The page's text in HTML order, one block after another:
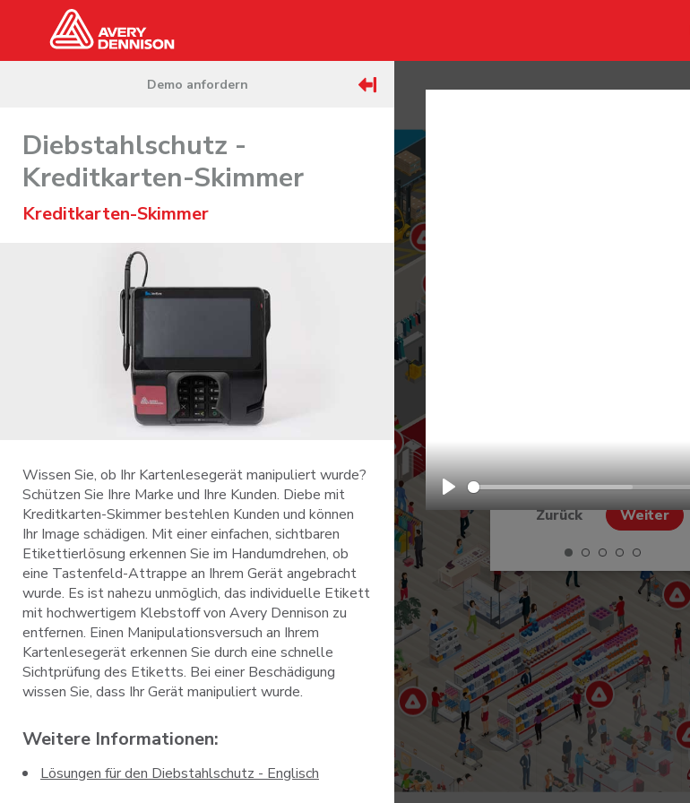
Zum Entdecken
klicken und ziehen
Zurück Weiter
• • • • •
Demo anfordern
Diebstahlschutz -
Kreditkarten-Skimmer
Kreditkarten-Skimmer
Wissen Sie, ob Ihr Kartenlesegerät manipuliert wurde?
Schützen Sie Ihre Marke und Ihre Kunden. Diebe mit
Kreditkarten-Skimmer bestehlen Kunden und können
Ihr Image schädigen. Mit einer einfachen, sichtbaren
Etikettierlösung erkennen Sie im Handumdrehen, ob
eine Tastenfeld-Attrappe an Ihrem Gerät angebracht
wurde. Es ist nahezu unmöglich, das individuelle Etikett
mit hochwertigem Klebstoff von Avery Dennison zu
entfernen. Einen Manipulationsversuch an Ihrem
Kartenlesegerät erkennen Sie durch eine schnelle
Sichtprüfung des Etiketts. Bei einer Beschädigung
wissen Sie, dass Ihr Gerät manipuliert wurde.
Weitere Informationen:
Lösungen für den Diebstahlschutz - Englisch
Play